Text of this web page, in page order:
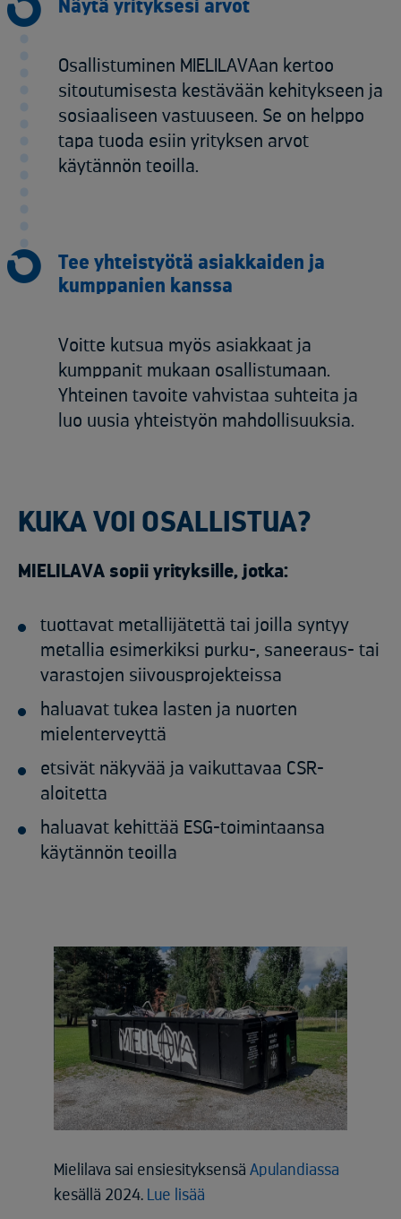
Näytä yrityksesi arvot
Osallistuminen MIELILAVAan kertoo
sitoutumisesta kestävään kehitykseen ja
sosiaaliseen vastuuseen. Se on helppo
tapa tuoda esiin yrityksen arvot
käytännön teoilla.
Tee yhteistyötä asiakkaiden ja
kumppanien kanssa
Voitte kutsua myös asiakkaat ja
kumppanit mukaan osallistumaan.
Yhteinen tavoite vahvistaa suhteita ja
luo uusia yhteistyön mahdollisuuksia.
KUKA VOI OSALLISTUA?
MIELILAVA sopii yrityksille, jotka:
tuottavat metallijätettä tai joilla syntyy
metallia esimerkiksi purku-, saneeraus- tai
varastojen siivousprojekteissa
haluavat tukea lasten ja nuorten
mielenterveyttä
etsivät näkyvää ja vaikuttavaa CSR-
aloitetta
haluavat kehittää ESG-toimintaansa
käytännön teoilla
Mielilava sai ensiesityksensä Apulandiassa
kesällä 2024.
Lue lisää